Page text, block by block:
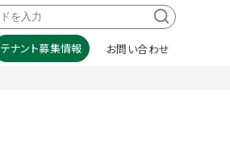
テナント募集情報 お問い合わせ